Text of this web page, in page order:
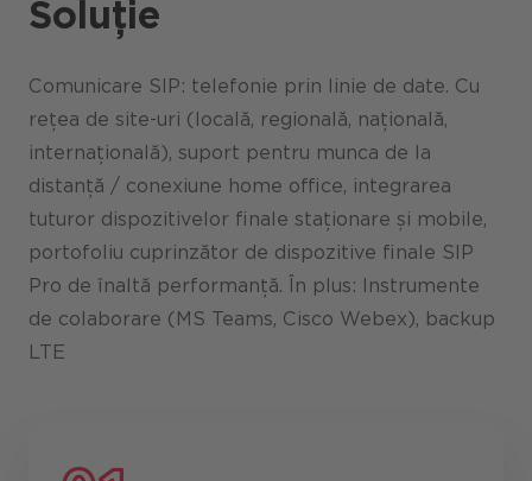
Soluție
Comunicare SIP: telefonie prin linie de date. Cu
rețea de site-uri (locală, regională, națională,
internațională), suport pentru munca de la
distanță / conexiune home office, integrarea
tuturor dispozitivelor finale staționare și mobile,
portofoliu cuprinzător de dispozitive finale SIP
Pro de înaltă performanță. În plus: Instrumente
de colaborare (MS Teams, Cisco Webex), backup
LTE